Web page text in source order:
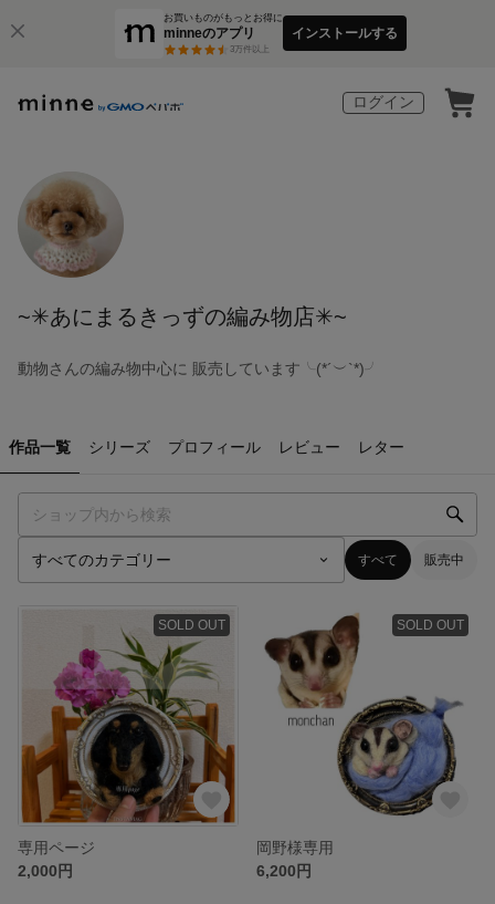
お買いものがもっとお得に
minneのアプリ
3万件以上
インストールする
ログイン
~✳︎あにまるきっずの編み物店✳︎~
動物さんの編み物中心に 販売しています╰(*´︶`*)╯
作品一覧 シリーズ プロフィール レビュー レター
すべて 販売中
SOLD OUT
専用ページ
2,000円
SOLD OUT
岡野様専用
6,200円